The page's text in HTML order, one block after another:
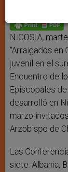
p
p
g
e
o
k
NICOSIA,
“Arraigados en
juvenil en el
Encuentro de
Episcopales
desarrolló en
marzo
Arzobispo de
Las
siete: Albania,